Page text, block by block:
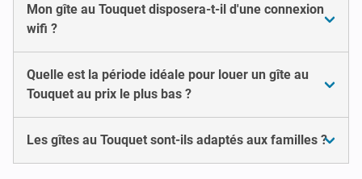
Mon gîte au Touquet disposera-t-il d'une connexion
wifi ?
Quelle est la période idéale pour louer un gîte au
Touquet au prix le plus bas ?
Les gîtes au Touquet sont-ils adaptés aux familles ?